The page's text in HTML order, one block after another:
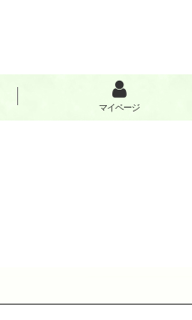
マイページ